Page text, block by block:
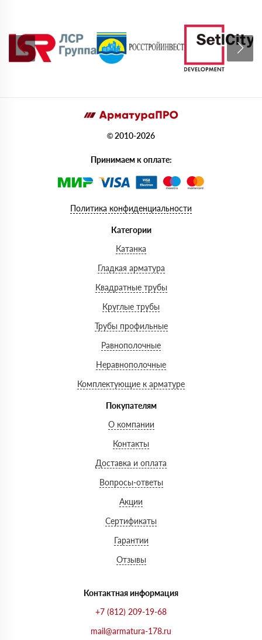
© 2010-2026
Принимаем к оплате:
Политика конфиденциальности
Категории
Катанка
Гладкая арматура
Квадратные трубы
Круглые трубы
Трубы профильные
Равнополочные
Неравнополочные
Комплектующие к арматуре
Покупателям
О компании
Контакты
Доставка и оплата
Вопросы-ответы
Акции
Сертификаты
Гарантии
Отзывы
Контактная информация
+7 (812) 209-19-68
mail@armatura-178.ru